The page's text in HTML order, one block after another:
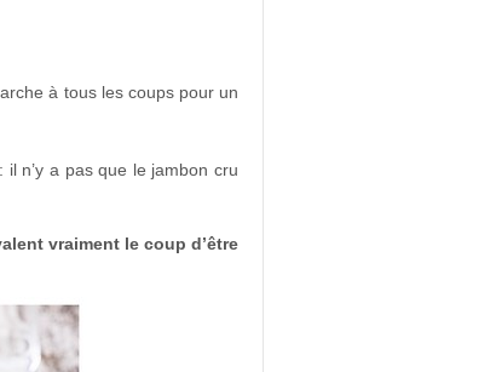
à tous les coups pour un
n’y a pas que le jambon cru
vraiment le coup d’être